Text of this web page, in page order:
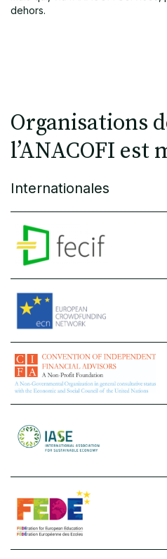
dehors.
Organisations
l’ANACOFI est
Internationales